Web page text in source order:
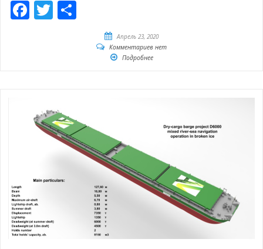
Facebook
Twitter
Апрель 23, 2020
Комментариев нет
Подробнее